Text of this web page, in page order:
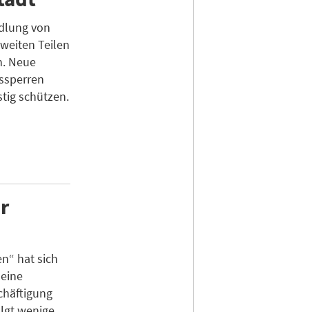
von
Teilen
Neue
schützen.
hat sich